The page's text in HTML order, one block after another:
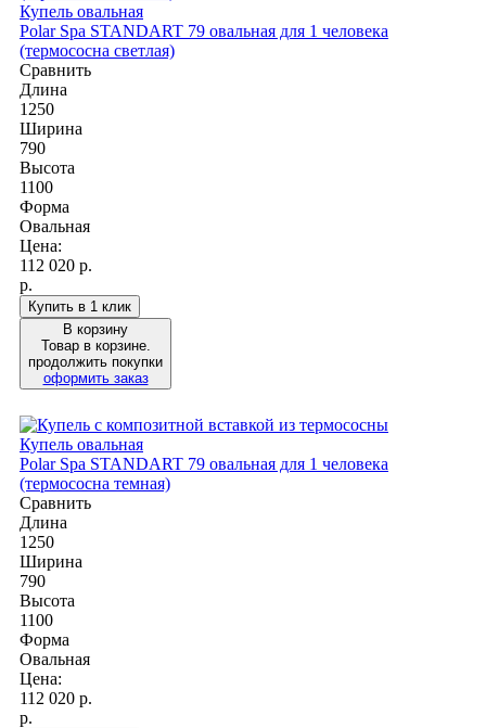
Купель овальная
Polar Spa STANDART 79 овальная для 1 человека
(термососна светлая)
Сравнить
Длина
1250
Ширина
790
Высота
1100
Форма
Овальная
Цена:
112 020 р.
р.
Купить в 1 клик
В корзину
Товар в корзине.
продолжить покупки
оформить заказ
Купель овальная
Polar Spa STANDART 79 овальная для 1 человека
(термососна темная)
Сравнить
Длина
1250
Ширина
790
Высота
1100
Форма
Овальная
Цена:
112 020 р.
р.